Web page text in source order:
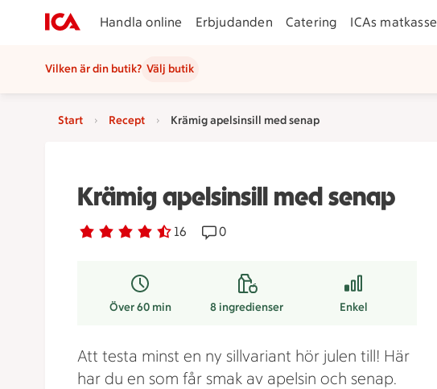
Handla online Erbjudanden Catering ICAs matkasse
Vilken är din butik? Välj butik
Start Recept Krämig apelsinsill med senap
Krämig apelsinsill med senap
Betyg 4.1 av 5. 16
16 personer har röstatReceptet har 0 kommentarer
0
Över 60 min 8ingredienser Enkel
Att testa minst en ny sillvariant hör julen till! Här
har du en som får smak av apelsin och senap.